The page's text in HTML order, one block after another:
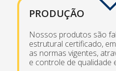
PRODUÇÃO
Nossos produtos são
estrutural certificado,
as normas vigentes,
e controle de qualidade